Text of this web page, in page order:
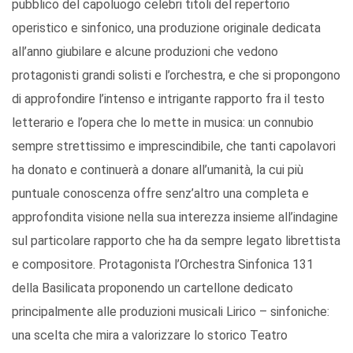
pubblico del capoluogo celebri titoli del repertorio
operistico e sinfonico, una produzione originale dedicata
all’anno giubilare e alcune produzioni che vedono
protagonisti grandi solisti e l’orchestra, e che si propongono
di approfondire l’intenso e intrigante rapporto fra il testo
letterario e l’opera che lo mette in musica: un connubio
sempre strettissimo e imprescindibile, che tanti capolavori
ha donato e continuerà a donare all’umanità, la cui più
puntuale conoscenza offre senz’altro una completa e
approfondita visione nella sua interezza insieme all’indagine
sul particolare rapporto che ha da sempre legato librettista
e compositore. Protagonista l’Orchestra Sinfonica 131
della Basilicata proponendo un cartellone dedicato
principalmente alle produzioni musicali Lirico – sinfoniche:
una scelta che mira a valorizzare lo storico Teatro